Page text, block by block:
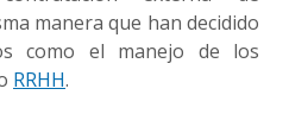
manera que han decidido
como el manejo de los
RRHH.